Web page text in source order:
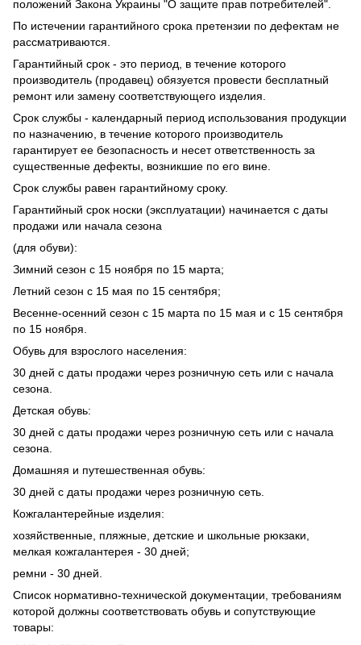
положений Закона Украины "О защите прав потребителей".
По истечении гарантийного срока претензии по дефектам не
рассматриваются.
Гарантийный срок - это период, в течение которого
производитель (продавец) обязуется провести бесплатный
ремонт или замену соответствующего изделия.
Срок службы - календарный период использования продукции
по назначению, в течение которого производитель
гарантирует ее безопасность и несет ответственность за
существенные дефекты, возникшие по его вине.
Срок службы равен гарантийному сроку.
Гарантийный срок носки (эксплуатации) начинается с даты
продажи или начала сезона
(для обуви):
Зимний сезон с 15 ноября по 15 марта;
Летний сезон с 15 мая по 15 сентября;
Весенне-осенний сезон с 15 марта по 15 мая и с 15 сентября
по 15 ноября.
Обувь для взрослого населения:
30 дней с даты продажи через розничную сеть или с начала
сезона.
Детская обувь:
30 дней с даты продажи через розничную сеть или с начала
сезона.
Домашняя и путешественная обувь:
30 дней с даты продажи через розничную сеть.
Кожгалантерейные изделия:
хозяйственные, пляжные, детские и школьные рюкзаки,
мелкая кожгалантерея - 30 дней;
ремни - 30 дней.
Список нормативно-технической документации, требованиям
которой должны соответствовать обувь и сопутствующие
товары: